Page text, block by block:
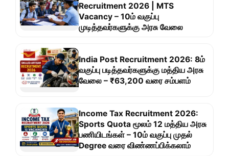
Recruitment 2026 | MTS
Vacancy – 10ம் வகுப்பு
முடித்தவர்களுக்கு அரசு வேலை
India Post Recruitment 2026: 8ம்
வகுப்பு படித்தவர்களுக்கு மத்திய அரசு
வேலை – ₹63,200 வரை சம்பளம்
Income Tax Recruitment 2026:
Sports Quota மூலம் 12 மத்திய அரசு
பணியிடங்கள் – 10ம் வகுப்பு முதல்
Degree வரை விண்ணப்பிக்கலாம்